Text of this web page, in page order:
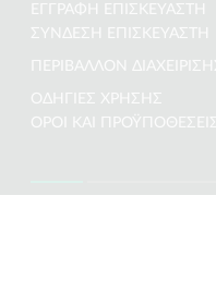
ΕΓΓΡΑΦΉ ΕΠΙΣΚΕΥΑΣΤΉ
ΣΎΝΔΕΣΗ ΕΠΙΣΚΕΥΑΣΤΉ
ΠΕΡΙΒΆΛΛΟΝ
ΟΔΗΓΊΕΣ ΧΡΉΣΗΣ
ΟΡΟΙ ΚΑΙ ΠΡΟΫΠΟΘΕΣΕΙΣ